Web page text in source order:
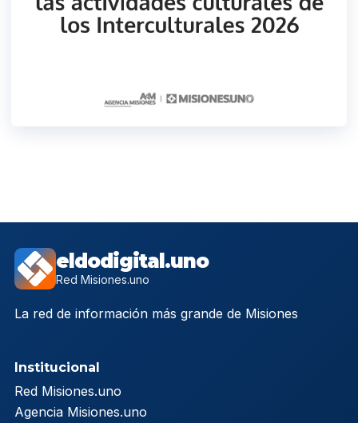
eldodigital.uno
Red Misiones.uno
La red de información más grande de Misiones
Institucional
Red Misiones.uno
Agencia Misiones.uno